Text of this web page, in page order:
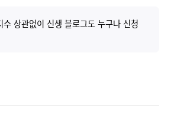
상관없이 신생 블로그도 누구나 신청